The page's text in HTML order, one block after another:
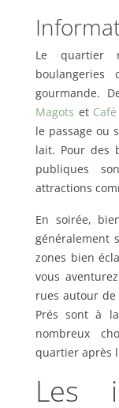
Le quartier
gourmande.
Magots et
le passage ou
lait. Pour des
publiques
attractions
En soirée,
généralement
zones bien
vous
rues autour de
Prés sont à
nombreux
quartier après
Les